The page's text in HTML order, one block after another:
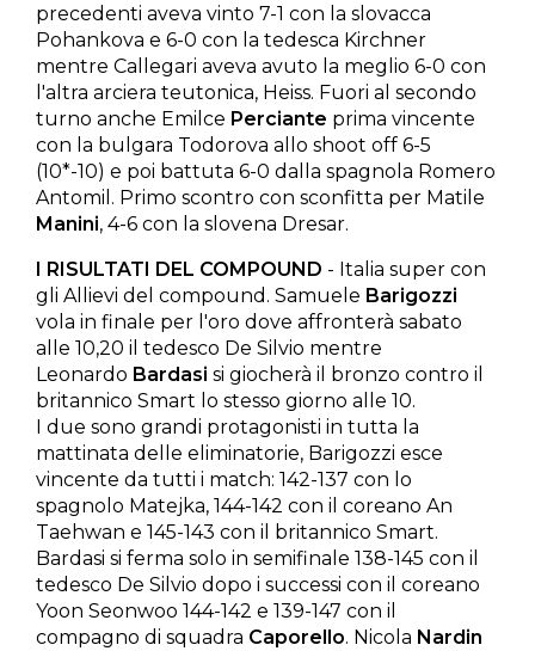
precedenti aveva vinto 7-1 con la slovacca
Pohankova e 6-0 con la tedesca Kirchner
mentre Callegari aveva avuto la meglio 6-0 con
l'altra arciera teutonica, Heiss. Fuori al secondo
turno anche Emilce Perciante prima vincente
con la bulgara Todorova allo shoot off 6-5
(10*-10) e poi battuta 6-0 dalla spagnola Romero
Antomil. Primo scontro con sconfitta per Matile
Manini, 4-6 con la slovena Dresar.
I RISULTATI DEL COMPOUND - Italia super con
gli Allievi del compound. Samuele Barigozzi
vola in finale per l'oro dove affronterà sabato
alle 10,20 il tedesco De Silvio mentre
Leonardo Bardasi si giocherà il bronzo contro il
britannico Smart lo stesso giorno alle 10.
I due sono grandi protagonisti in tutta la
mattinata delle eliminatorie, Barigozzi esce
vincente da tutti i match: 142-137 con lo
spagnolo Matejka, 144-142 con il coreano An
Taehwan e 145-143 con il britannico Smart.
Bardasi si ferma solo in semifinale 138-145 con il
tedesco De Silvio dopo i successi con il coreano
Yoon Seonwoo 144-142 e 139-147 con il
compagno di squadra Caporello. Nicola Nardin